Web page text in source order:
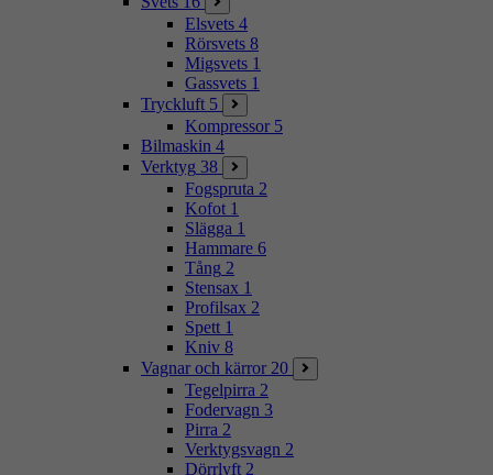
Elsvets 4
Rörsvets 8
Migsvets 1
Gassvets 1
Tryckluft 5
Kompressor 5
Bilmaskin 4
Verktyg 38
Fogspruta 2
Kofot 1
Slägga 1
Hammare 6
Tång 2
Stensax 1
Profilsax 2
Spett 1
Kniv 8
Vagnar och kärror 20
Tegelpirra 2
Fodervagn 3
Pirra 2
Verktygsvagn 2
Dörrlyft 2